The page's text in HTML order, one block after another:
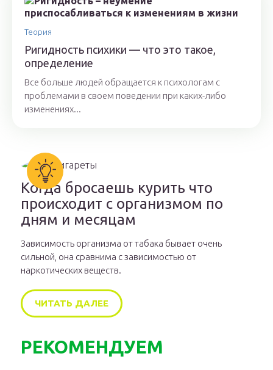
Теория
Ригидность психики — что это такое,
определение
Все больше людей обращается к психологам с
проблемами в своем поведении при каких-либо
изменениях...
Когда бросаешь курить что
происходит с организмом по
дням и месяцам
Зависимость организма от табака бывает очень
сильной, она сравнима с зависимостью от
наркотических веществ.
ЧИТАТЬ ДАЛЕЕ
РЕКОМЕНДУЕМ